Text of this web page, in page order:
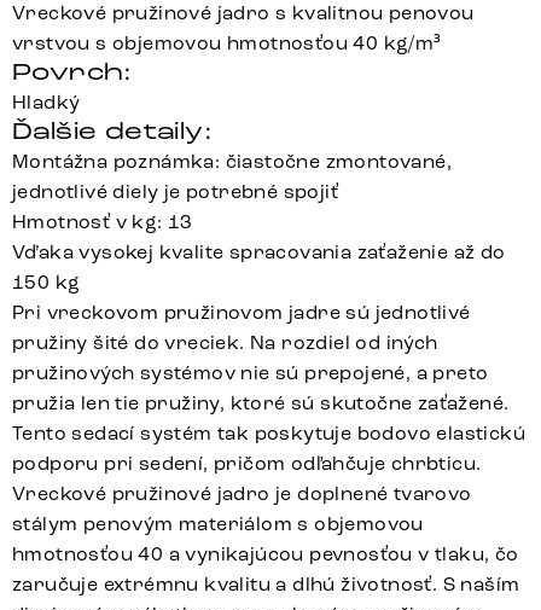
Vreckové pružinové jadro s kvalitnou penovou
vrstvou s objemovou hmotnosťou 40 kg/m³
Povrch:
Hladký
Ďalšie detaily:
Montážna poznámka: čiastočne zmontované,
jednotlivé diely je potrebné spojiť
Hmotnosť v kg: 13
Vďaka vysokej kvalite spracovania zaťaženie až do
150 kg
Pri vreckovom pružinovom jadre sú jednotlivé
pružiny šité do vreciek. Na rozdiel od iných
pružinových systémov nie sú prepojené, a preto
pružia len tie pružiny, ktoré sú skutočne zaťažené.
Tento sedací systém tak poskytuje bodovo elastickú
podporu pri sedení, pričom odľahčuje chrbticu.
Vreckové pružinové jadro je doplnené tvarovo
stálym penovým materiálom s objemovou
hmotnosťou 40 a vynikajúcou pevnosťou v tlaku, čo
zaručuje extrémnu kvalitu a dlhú životnosť. S naším